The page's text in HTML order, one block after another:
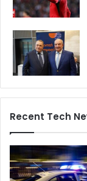
Recent Tech